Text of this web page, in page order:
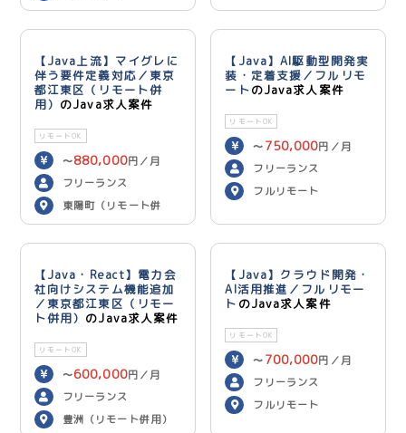
【Java上流】マイグレに
伴う要件定義対応／東京
都江東区（リモート併
用） のJava求人案件
リモートOK
〜880,000円／月
フリーランス
東陽町（リモート併
用）
【Java】AI駆動型開発実
装・定着支援／フルリモ
ートのJava求人案件
リモートOK
〜 750,000円／月
フリーランス
フルリモート
【Java・React】電力会
社向けシステム機能追加
／東京都江東区（リモー
ト併用） のJava求人案件
リモートOK
〜600,000円／月
フリーランス
豊洲（リモート併用）
【Java】クラウド開発・
AI活用推進／フルリモー
ト のJava求人案件
リモートOK
〜 700,000円／月
フリーランス
フルリモート